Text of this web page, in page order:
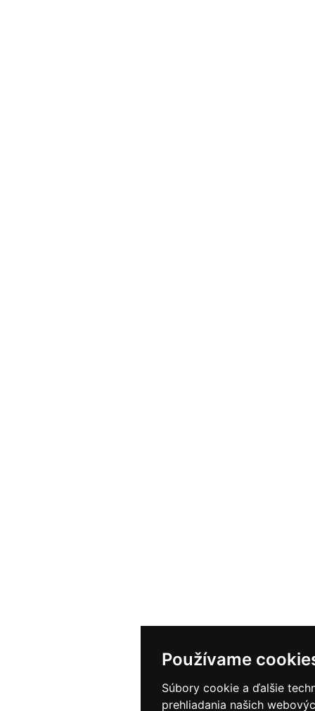
Používame
Súbory cookie a ďalšie
prehliadania našich